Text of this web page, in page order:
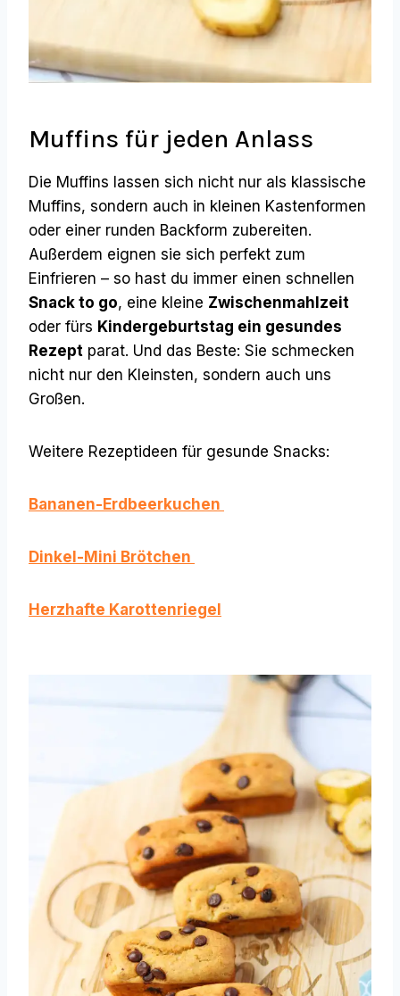
Muffins für jeden Anlass
Die Muffins lassen sich nicht nur als klassische
Muffins, sondern auch in kleinen Kastenformen
oder einer runden Backform zubereiten.
Außerdem eignen sie sich perfekt zum
Einfrieren – so hast du immer einen schnellen
Snack to go, eine kleine Zwischenmahlzeit
oder fürs Kindergeburtstag ein gesundes
Rezept parat. Und das Beste: Sie schmecken
nicht nur den Kleinsten, sondern auch uns
Großen.
Weitere Rezeptideen für gesunde Snacks:
Bananen-Erdbeerkuchen
Dinkel-Mini Brötchen
Herzhafte Karottenriegel